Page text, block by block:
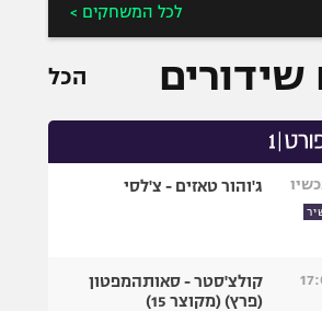
אומנויות לחימהלכל המשחקים >
שידורים הכל
ג'והור טאזים - צ'לסי
קולצ'סטר - סאותהמפטון
(פרץ) (מקוצר 15)